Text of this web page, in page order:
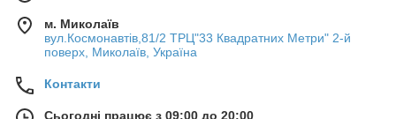
м. Миколаїв
вул.Космонавтів,81/2 ТРЦ"33 Квадратних Метри" 2-й
поверх, Миколаїв, Україна
Контакти
Сьогодні працює з 09:00 до 20:00